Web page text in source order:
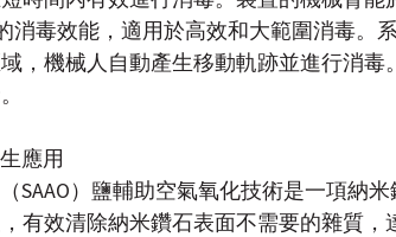
消毒效能，適用於高效和大範圍消毒。
，機械人自動產生移動軌跡並進行消毒
應用
SAAO）鹽輔助空氣氧化技術是一項納
有效清除納米鑽石表面不需要的雜質，